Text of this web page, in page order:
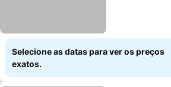
Selecione as datas para ver os preços
exatos.